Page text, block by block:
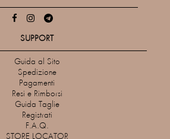
SUPPORT
Guida al Sito
Spedizione
Pagamenti
Resi e Rimborsi
Guida Taglie
Registrati
F.A.Q.
STORE LOCATOR